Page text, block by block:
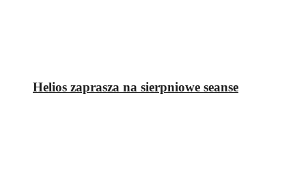
Helios zaprasza na sierpniowe seanse